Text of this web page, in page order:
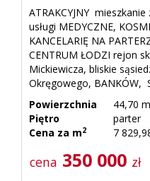
ATRAKCYJNY
usługi MEDYCZNE,
KANCELARIĘ NA
CENTRUM ŁODZI rejon
Mickiewicza, bliskie
Okręgowego, BANKÓW,
Powierzchnia
44,70 m
Piętro
parter
Cena za m2 7
cena 350 000 zł